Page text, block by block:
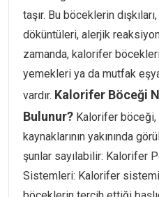
taşır. Bu böceklerin
döküntüleri, alerjik
zamanda, kalorifer
yemekleri ya da mutfak
vardır. Kalorifer Böceği
Bulunur? Kalorifer böceği,
kaynaklarının yakınında
şunlar sayılabilir: Kalorifer
Sistemleri: Kalorifer sistemi